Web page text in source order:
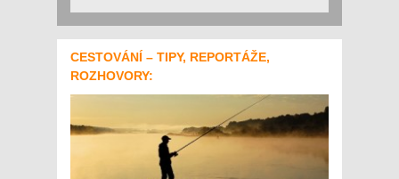
CESTOVÁNÍ – TIPY, REPORTÁŽE,
ROZHOVORY: